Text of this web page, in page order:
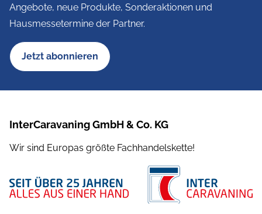
Angebote, neue Produkte, Sonderaktionen und
Hausmessetermine der Partner.
Jetzt abonnieren
InterCaravaning GmbH & Co. KG
Wir sind Europas größte Fachhandelskette!